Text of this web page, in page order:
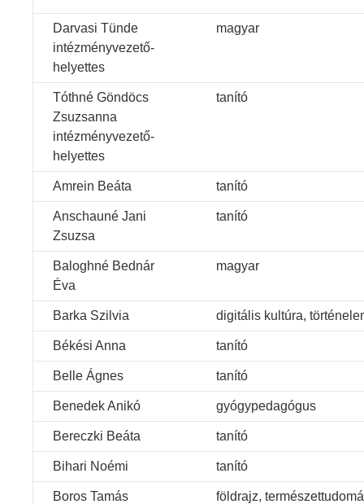
Darvasi Tünde
intézményvezető-
helyettes
magyar
Tóthné Göndöcs
Zsuzsanna
intézményvezető-
helyettes
tanító
Amrein Beáta tanító
Anschauné Jani
Zsuzsa
tanító
Baloghné Bednár
Éva
magyar
Barka Szilvia digitális kultúra,
Békési Anna tanító
Belle Ágnes tanító
Benedek Anikó gyógypedagógus
Bereczki Beáta tanító
Bihari Noémi tanító
Boros Tamás
földrajz,